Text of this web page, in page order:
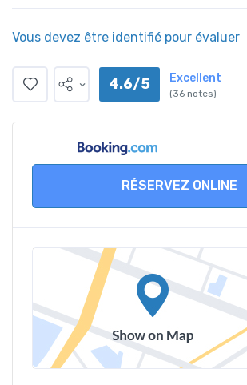
Vous devez être identifié pour évaluer
4.6/5 Excellent
(36 notes)
RÉSERVEZ ONLINE